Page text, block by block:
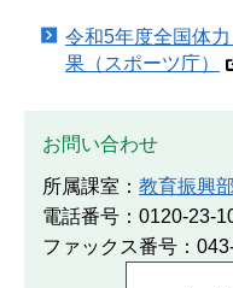
令和5年度全国体
果（スポーツ庁）
お問い合わせ
所属課室： 教育振興
電話番号：0120-23-
ファックス番号：